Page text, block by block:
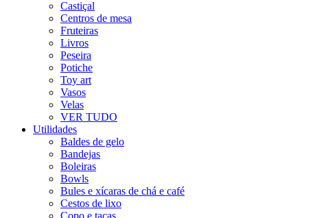
Castiçal
Centros de mesa
Fruteiras
Livros
Peseira
Potiche
Toy art
Vasos
Velas
VER TUDO
Utilidades
Baldes de gelo
Bandejas
Boleiras
Bowls
Bules e xícaras de chá e café
Cestos de lixo
Copo e taças